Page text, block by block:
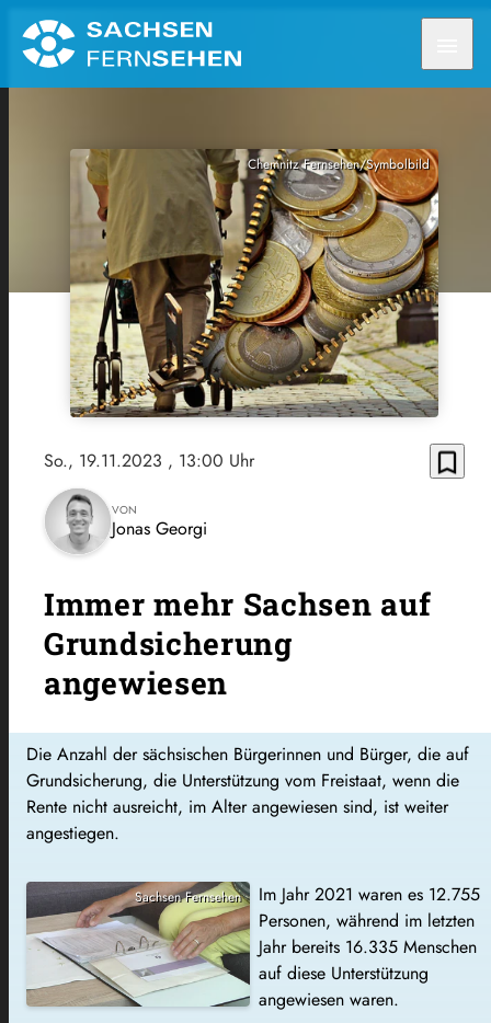
Chemnitz Fernsehen/Symbolbild
So., 19.11.2023 , 13:00 Uhr bookmark_border
VON
Jonas Georgi
Immer mehr Sachsen auf
Grundsicherung
angewiesen
Die Anzahl der sächsischen Bürgerinnen und Bürger, die auf
Grundsicherung, die Unterstützung vom Freistaat, wenn die
Rente nicht ausreicht, im Alter angewiesen sind, ist weiter
angestiegen.
Sachsen Fernsehen
Im Jahr 2021 waren es 12.755
Personen, während im letzten
Jahr bereits 16.335 Menschen
auf diese Unterstützung
angewiesen waren.